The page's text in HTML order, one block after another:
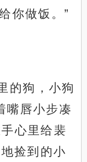
你做饭。”
的狗，小狗
嘴唇小步凑
心里给裴
捡到的小